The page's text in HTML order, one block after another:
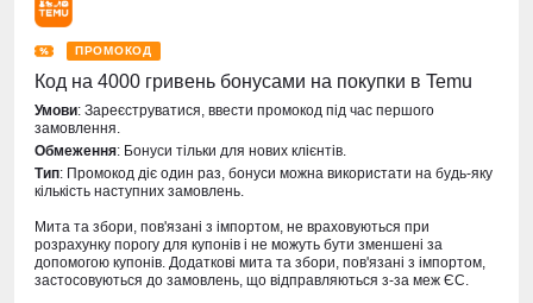
ПРОМОКОД
Код на 4000 гривень бонусами на покупки в Temu
Умови: Зареєструватися, ввести промокод під час першого
замовлення.
Обмеження: Бонуси тільки для нових клієнтів.
Тип: Промокод діє один раз, бонуси можна використати на будь-яку
кількість наступних замовлень.
Мита та збори, пов'язані з імпортом, не враховуються при
розрахунку порогу для купонів і не можуть бути зменшені за
допомогою купонів. Додаткові мита та збори, пов'язані з імпортом,
застосовуються до замовлень, що відправляються з-за меж ЄС.